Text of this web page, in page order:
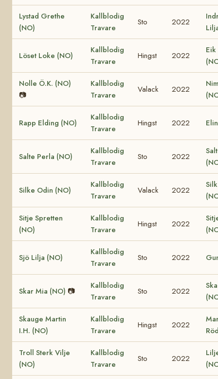
Lystad Grethe
(NO)
Kallblodig
Travare
Sto 2022
Löset Loke (NO)
Kallblodig
Travare
Hingst 2022
Nolle Ö.K. (NO)
📷
Kallblodig
Travare
Valack 2022
Rapp Elding (NO)
Kallblodig
Travare
Hingst 2022
Salte Perla (NO)
Kallblodig
Travare
Sto 2022
Silke Odin (NO)
Kallblodig
Travare
Valack 2022
Sitje Spretten
(NO)
Kallblodig
Travare
Hingst 2022
Sjö Lilja (NO)
Kallblodig
Travare
Sto 2022
Skar Mia (NO) 📷
Kallblodig
Travare
Sto 2022
Skauge Martin
I.H. (NO)
Kallblodig
Travare
Hingst 2022
Troll Sterk Vilje
(NO)
Kallblodig
Travare
Sto 2022